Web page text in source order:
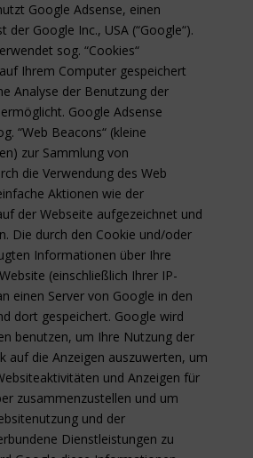
Google Adsense, einen
der Google Inc., USA (“Google“).
sog. “Cookies“
Ihrem Computer gespeichert
Analyse der Benutzung der
Google Adsense
“Web Beacons“ (kleine
zur Sammlung von
die Verwendung des Web
Aktionen wie der
der Webseite aufgezeichnet und
Die durch den Cookie und/oder
Informationen über Ihre
(einschließlich Ihrer IP-
einen Server von Google in den
dort gespeichert. Google wird
benutzen, um Ihre Nutzung der
auf die Anzeigen auszuwerten, um
und Anzeigen für
zusammenzustellen und um
und der
Dienstleistungen zu